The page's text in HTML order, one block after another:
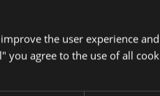
residence in
the user experience
you agree to the use of all